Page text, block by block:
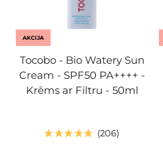
AKCIJA
Tocobo - Bio Watery Sun
Cream - SPF50 PA++++ -
Krēms ar Filtru - 50ml
206